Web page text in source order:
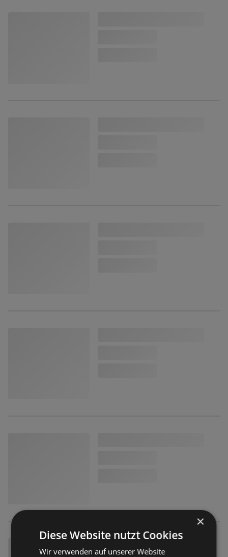
×
Diese Website nutzt Cookies
Wir verwenden auf unserer Website